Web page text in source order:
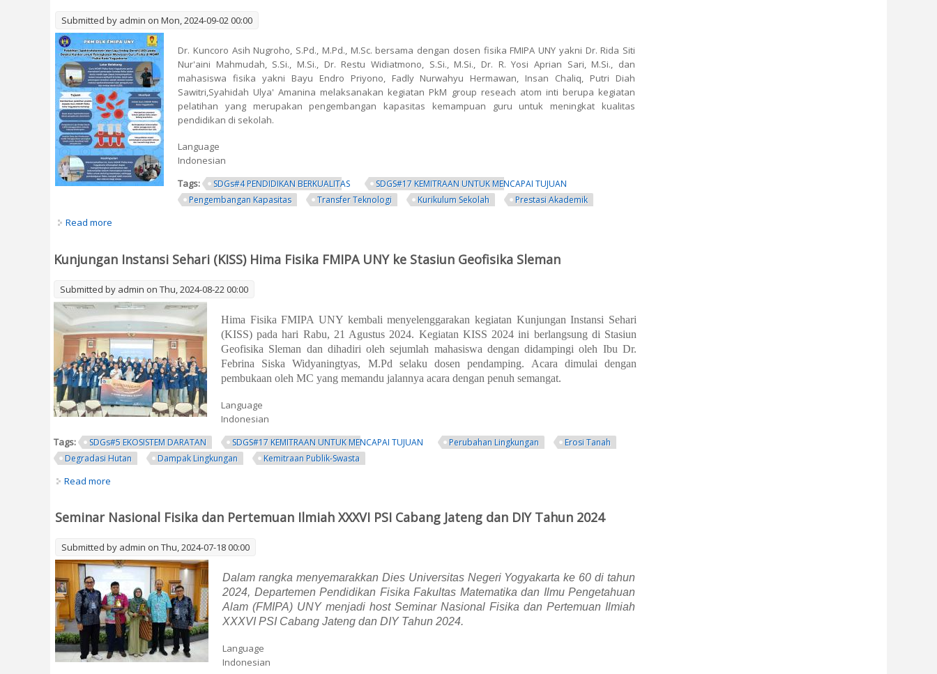
Submitted by admin on Mon, 2024-09-02 00:00
Dr. Kuncoro Asih Nugroho, S.Pd., M.Pd., M.Sc. bersama dengan dosen fisika FMIPA UNY yakni Dr. Rida Siti
Nur'aini Mahmudah, S.Si., M.Si., Dr. Restu Widiatmono, S.Si., M.Si., Dr. R. Yosi Aprian Sari, M.Si., dan
mahasiswa fisika yakni Bayu Endro Priyono, Fadly Nurwahyu Hermawan, Insan Chaliq, Putri Diah
Sawitri,Syahidah Ulya' Amanina melaksanakan kegiatan PkM group reseach atom inti berupa kegiatan
pelatihan yang merupakan pengembangan kapasitas kemampuan guru untuk meningkat kualitas
pendidikan di sekolah.
Language
Indonesian
Tags:
SDGs#4 PENDIDIKAN BERKUALITAS
SDGS#17 KEMITRAAN UNTUK MENCAPAI TUJUAN
Pengembangan Kapasitas
Transfer Teknologi Kurikulum Sekolah Prestasi Akademik
Read more
Kunjungan Instansi Sehari (KISS) Hima Fisika FMIPA UNY ke Stasiun Geofisika Sleman
Submitted by admin on Thu, 2024-08-22 00:00
Hima Fisika FMIPA UNY kembali menyelenggarakan kegiatan Kunjungan Instansi Sehari
(KISS) pada hari Rabu, 21 Agustus 2024. Kegiatan KISS 2024 ini berlangsung di Stasiun
Geofisika Sleman dan dihadiri oleh sejumlah mahasiswa dengan didampingi oleh Ibu Dr.
Febrina Siska Widyaningtyas, M.Pd selaku dosen pendamping. Acara dimulai dengan
pembukaan oleh MC yang memandu jalannya acara dengan penuh semangat.
Language
Indonesian
Tags:
SDGs#5 EKOSISTEM DARATAN SDGS#17 KEMITRAAN UNTUK MENCAPAI TUJUAN Perubahan Lingkungan
Erosi Tanah
Degradasi Hutan
Dampak Lingkungan Kemitraan Publik-Swasta
Read more
Seminar Nasional Fisika dan Pertemuan Ilmiah XXXVI PSI Cabang Jateng dan DIY Tahun 2024
Submitted by admin on Thu, 2024-07-18 00:00
Dalam rangka menyemarakkan Dies Universitas Negeri Yogyakarta ke 60 di tahun
2024, Departemen Pendidikan Fisika Fakultas Matematika dan Ilmu Pengetahuan
Alam (FMIPA) UNY menjadi host Seminar Nasional Fisika dan Pertemuan Ilmiah
XXXVI PSI Cabang Jateng dan DIY Tahun 2024.
Language
Indonesian